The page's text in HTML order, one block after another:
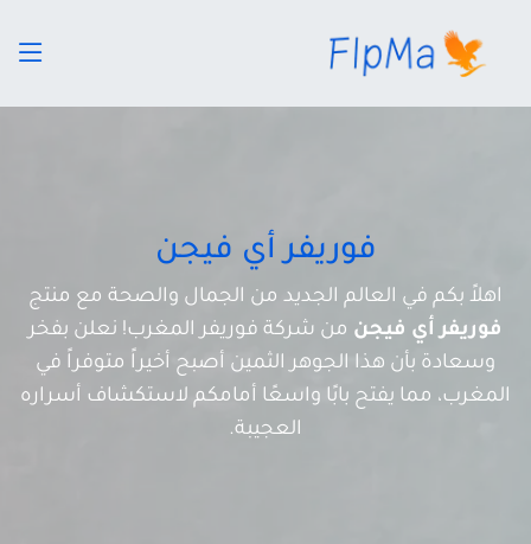
فوريفر أي فيجن
اهلاً بكم في العالم الجديد من الجمال والصحة مع منتج
فوريفر أي فيجن من شركة فوريفر المغرب! نعلن بفخر
وسعادة بأن هذا الجوهر الثمين أصبح أخيراً متوفراً في
المغرب، مما يفتح بابًا واسعًا أمامكم لاستكشاف أسراره
العجيبة.